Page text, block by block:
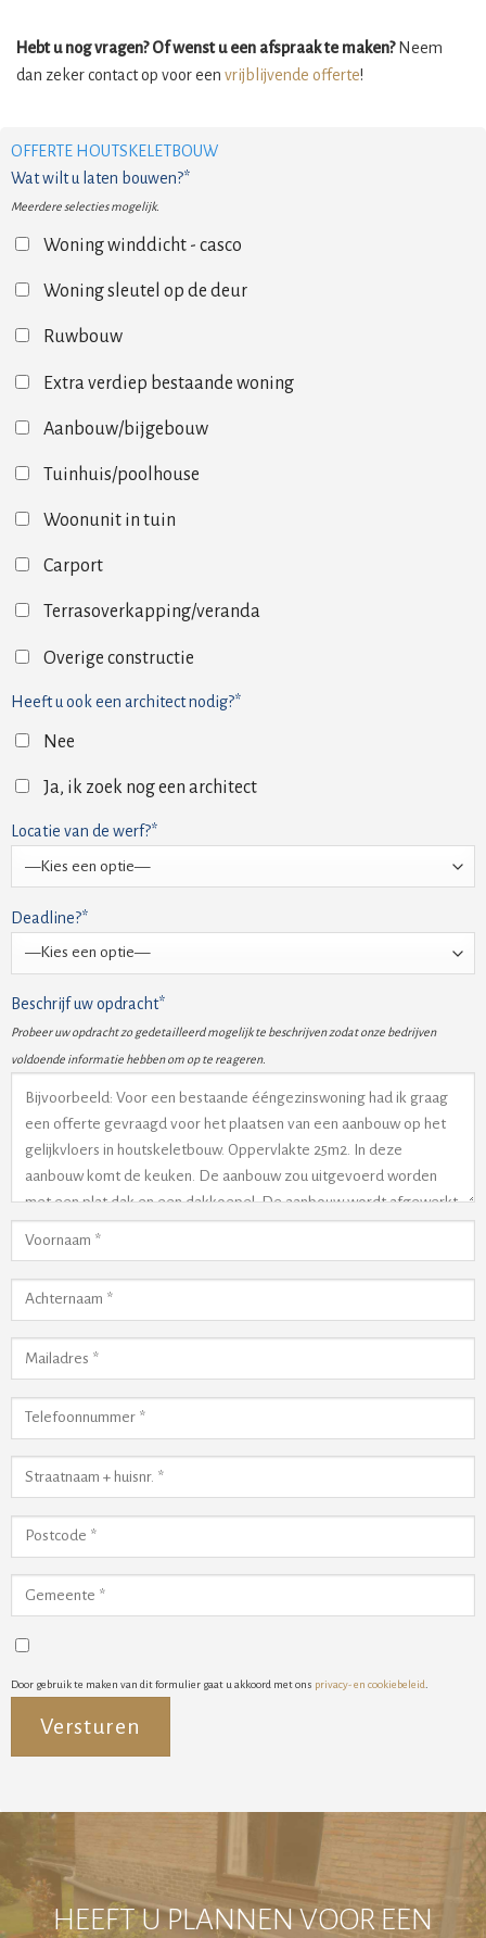
Hebt u nog vragen? Of wenst u een afspraak te maken?Neem
dan zeker contact op voor een vrijblijvende offerte!
OFFERTE HOUTSKELETBOUW
Wat wilt u laten bouwen?*
Meerdere selecties mogelijk.
Woning winddicht - casco
Woning sleutel op de deur
Ruwbouw
Extra verdiep bestaande woning
Aanbouw/bijgebouw
Tuinhuis/poolhouse
Woonunit in tuin
Carport
Terrasoverkapping/veranda
Overige constructie
Heeft u ook een architect nodig?*
Nee
Ja, ik zoek nog een architect
Locatie van de werf?*
Deadline?*
Beschrijf uw opdracht*
Probeer uw opdracht zo gedetailleerd mogelijk te beschrijven zodat onze bedrijven
voldoende informatie hebben om op te reageren.
Door gebruik te maken van dit formulier gaat u akkoord met ons privacy- en cookiebeleid
HEEFT U PLANNEN VOOR EEN